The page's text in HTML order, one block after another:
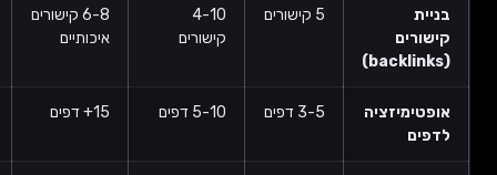
5 קישורים
4-10
איכותיים
10+ קישורים
מסמכותיים
3-5 דפים 5-10 דפים 15+ דפים
30+ דפים או